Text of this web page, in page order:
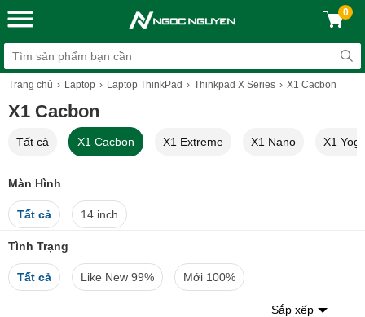
0
Trang chủ Laptop Laptop ThinkPad Thinkpad X Series X1 Cacbon
X1 Cacbon
Tất cả X1 Cacbon X1 Extreme X1 Nano X1
Màn Hình
Tất cả 14 inch
Tình Trạng
Tất cả Like New 99% Mới 100%
Sắp xếp